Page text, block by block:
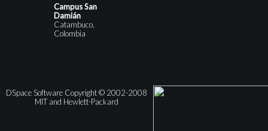
Campus San
Damián
Catambuco,
Colombia
DSpace Software Copyright © 2002-2008
MIT and Hewlett-Packard